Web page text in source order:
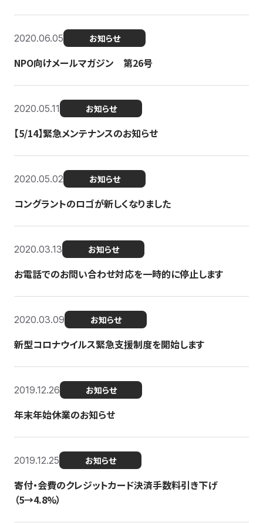
2020.06.05 お知らせ
NPO向けメールマガジン 第26号
2020.05.11 お知らせ
【5/14】緊急メンテナンスのお知らせ
2020.05.02 お知らせ
コングラントのロゴが新しくなりました
2020.03.13 お知らせ
お電話でのお問い合わせ対応を一時的に停止します
2020.03.09 お知らせ
新型コロナウイルス緊急支援制度を開始します
2019.12.26 お知らせ
年末年始休業のお知らせ
2019.12.25 お知らせ
寄付・会費のクレジットカード決済手数料引き下げ
（5→4.8%）